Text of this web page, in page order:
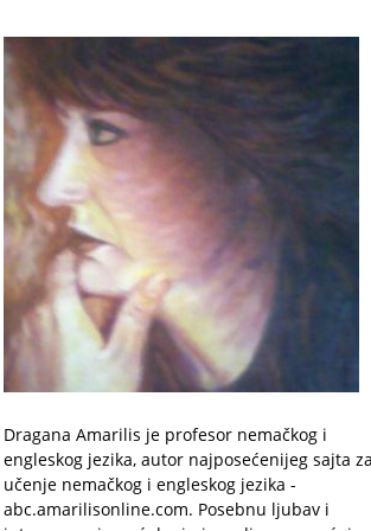
Dragana Amarilis je profesor nemačkog i
engleskog jezika, autor najposećenijeg sajta za
učenje nemačkog i engleskog jezika -
abc.amarilisonline.com. Posebnu ljubav i